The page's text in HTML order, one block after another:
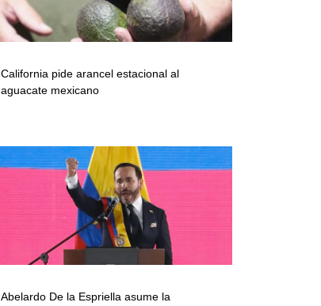
California pide arancel estacional al
aguacate mexicano
Abelardo De la Espriella asume la